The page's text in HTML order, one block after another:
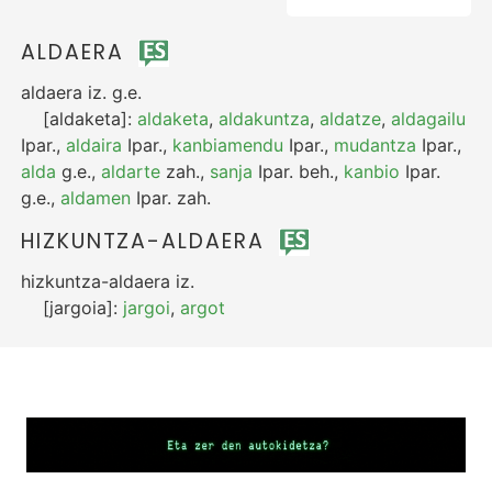
ALDAERA
aldaera iz. g.e.
[aldaketa]:aldaketa,aldakuntza,aldatze,aldagailu
Ipar.,aldaira Ipar., kanbiamendu Ipar., mudantza Ipar.,
alda g.e.,aldarte zah., sanja Ipar. beh., kanbio Ipar.
g.e.,aldamen Ipar. zah.
HIZKUNTZA-ALDAERA
hizkuntza-aldaera iz.
[jargoia]: jargoi,argot